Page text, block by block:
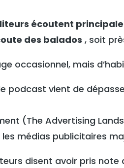
écoutent
des balados , soit
occasionnel, mais
podcast vient de
(The Advertising
médias publicitaires
disent avoir pris